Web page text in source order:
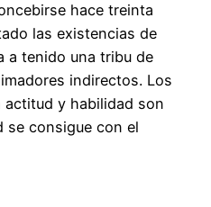
hace treinta
las existencias de
a tenido una tribu de
indirectos. Los
actitud y habilidad son
se consigue con el